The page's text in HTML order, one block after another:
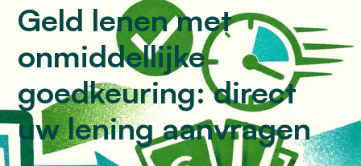
Geld lenen met
onmiddellijke
goedkeuring: direct
uw lening aanvragen